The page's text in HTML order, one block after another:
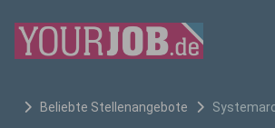
Beliebte Stellenangebote